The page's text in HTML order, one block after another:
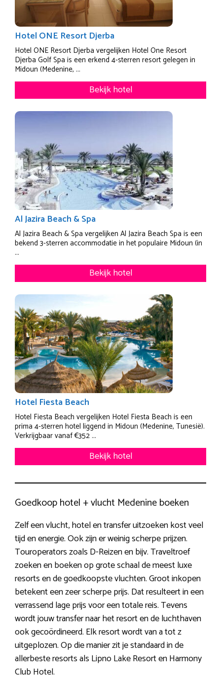
Hotel ONE Resort Djerba
Hotel ONE Resort Djerba vergelijken Hotel One Resort
Djerba Golf Spa is een erkend 4-sterren resort gelegen in
Midoun (Medenine, ...
Bekijk hotel
Al Jazira Beach & Spa
Al Jazira Beach & Spa vergelijken Al Jazira Beach Spa is een
bekend 3-sterren accommodatie in het populaire Midoun (in
...
Bekijk hotel
Hotel Fiesta Beach
Hotel Fiesta Beach vergelijken Hotel Fiesta Beach is een
prima 4-sterren hotel liggend in Midoun (Medenine, Tunesië).
Verkrijgbaar vanaf €352 ...
Bekijk hotel
Goedkoop hotel + vlucht Medenine boeken
Zelf een vlucht, hotel en transfer uitzoeken kost veel
tijd en energie. Ook zijn er weinig scherpe prijzen.
Touroperators zoals D-Reizen en bijv. Traveltroef
zoeken en boeken op grote schaal de meest luxe
resorts en de goedkoopste vluchten. Groot inkopen
betekent een zeer scherpe prijs. Dat resulteert in een
verrassend lage prijs voor een totale reis. Tevens
wordt jouw transfer naar het resort en de luchthaven
ook gecoördineerd. Elk resort wordt van a tot z
uitgeplozen. Op die manier zit je standaard in de
allerbeste resorts als Lipno Lake Resort en Harmony
Club Hotel.